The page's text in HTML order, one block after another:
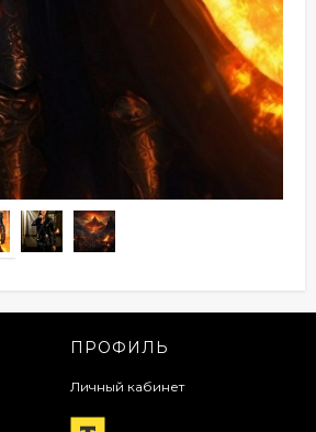
ПРОФИЛЬ
Личный кабинет